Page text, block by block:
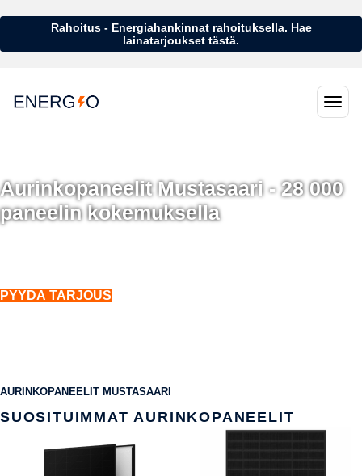
Rahoitus - Energiahankinnat rahoituksella. Hae
lainatarjoukset tästä.
Aurinkopaneelit Mustasaari - 28 000
paneelin kokemuksella
PYYDÄ TARJOUS
AURINKOPANEELIT MUSTASAARI
SUOSITUIMMAT AURINKOPANEELIT